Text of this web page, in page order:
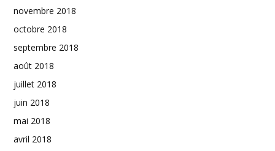
novembre 2018
octobre 2018
septembre 2018
août 2018
juillet 2018
juin 2018
mai 2018
avril 2018